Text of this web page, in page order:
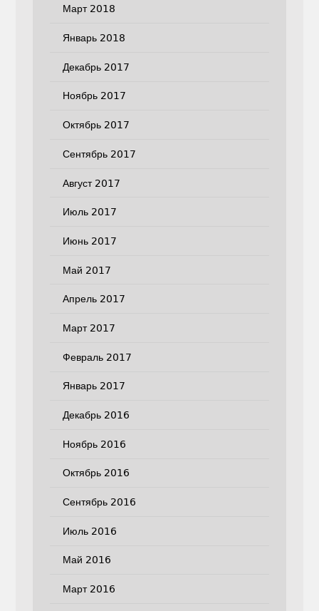
Март 2018
Январь 2018
Декабрь 2017
Ноябрь 2017
Октябрь 2017
Сентябрь 2017
Август 2017
Июль 2017
Июнь 2017
Май 2017
Апрель 2017
Март 2017
Февраль 2017
Январь 2017
Декабрь 2016
Ноябрь 2016
Октябрь 2016
Сентябрь 2016
Июль 2016
Май 2016
Март 2016